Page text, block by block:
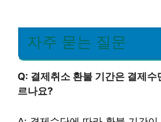
자주 묻는 질문
Q: 결제취소 환불 기간은 결제수
르나요?